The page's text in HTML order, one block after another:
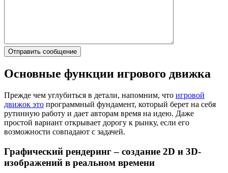
Основные функции игрового движка
Прежде чем углубиться в детали, напомним, что игровой
движок это программный фундамент, который берет на себя
рутинную работу и дает авторам время на идею. Даже
простой вариант открывает дорогу к рынку, если его
возможности совпадают с задачей.
Графический рендеринг – создание 2D и 3D-
изображений в реальном времени